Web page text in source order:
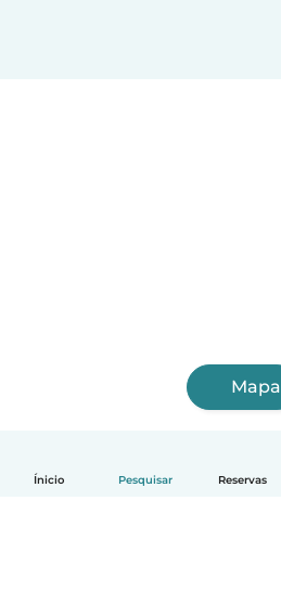
Ínicio Pesquisar Reservas
Mapa